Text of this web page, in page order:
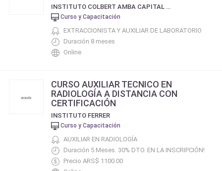
INSTITUTO COLBERT AMBA CAPITAL FEDERAL Y CONOURBANO BONAERENSE
Curso y Capacitación
EXTRACCIONISTA Y AUXILIAR DE LABORATORIO
Duración 8 meses
Online
CURSO AUXILIAR TECNICO EN
RADIOLOGÍA A DISTANCIA CON
CERTIFICACIÓN
INSTITUTO FERRER
Curso y Capacitación
AUXILIAR EN RADIOLOGÍA
Duración 5 Meses. 30% DTO. EN LA INSCRIPCIÓN!
Precio ARS$ 1100.00